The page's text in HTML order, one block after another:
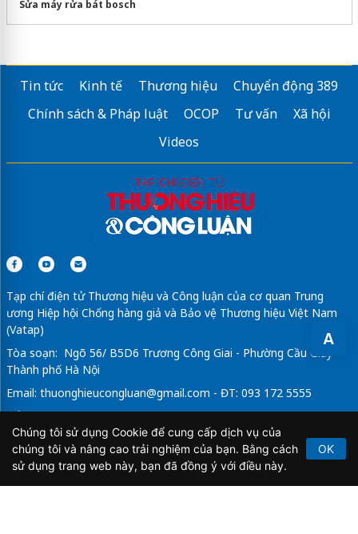
A
Sửa máy rửa bát bosch
Tin tức Kinh tế Thương hiệu
Chuyển động 389
Chính sách & Pháp luật
OCOP Tư vấn
Xã hội
Videos
Tạp chí điện tử Thương hiệu và Công luận của cơ quan Trung
ương Hiệp hội Chống hàng giả và Bảo vệ Thương hiệu Việt Nam
(Vatap)
Tòa soạn: Ngõ 56/ B5D6 Trương Công Giai - Phường Cầu Giấy -
Thành phố Hà Nội
Email: thuonghieucongluan@gmail.com - ĐT: 093 172 5555
Tổng Biên Tập: Vũ Đức Thuận
Giấy phép hoạt động báo chí điện tử số 64/GP-BTTTT do Bộ
Thông tin và Truyền thông cấp ngày 21/2/2020.
Chúng tôi sử dụng Cookie để cung cấp dịch vụ của
chúng tôi và nâng cao trải nghiệm của bạn. Bằng cách
sử dụng trang web này, bạn đã đồng ý với điều này.
OK